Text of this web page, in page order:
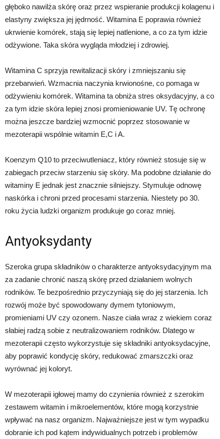
głęboko nawilża skórę oraz przez wspieranie produkcji kolagenu i
elastyny zwiększa jej jędrność. Witamina E poprawia również
ukrwienie komórek, stają się lepiej natlenione, a co za tym idzie
odżywione. Taka skóra wygląda młodziej i zdrowiej.
Witamina C sprzyja rewitalizacji skóry i zmniejszaniu się
przebarwień. Wzmacnia naczynia krwionośne, co pomaga w
odżywieniu komórek. Witamina ta obniża stres oksydacyjny, a co
za tym idzie skóra lepiej znosi promieniowanie UV. Tę ochronę
można jeszcze bardziej wzmocnić poprzez stosowanie w
mezoterapii wspólnie witamin E,C i A.
Koenzym Q10 to przeciwutleniacz, który również stosuje się w
zabiegach przeciw starzeniu się skóry. Ma podobne działanie do
witaminy E jednak jest znacznie silniejszy. Stymuluje odnowę
naskórka i chroni przed procesami starzenia. Niestety po 30.
roku życia ludzki organizm produkuje go coraz mniej.
Antyoksydanty
Szeroka grupa składników o charakterze antyoksydacyjnym ma
za zadanie chronić naszą skórę przed działaniem wolnych
rodników. Te bezpośrednio przyczyniają się do jej starzenia. Ich
rozwój może być spowodowany dymem tytoniowym,
promieniami UV czy ozonem. Nasze ciała wraz z wiekiem coraz
słabiej radzą sobie z neutralizowaniem rodników. Dlatego w
mezoterapii często wykorzystuje się składniki antyoksydacyjne,
aby poprawić kondycję skóry, redukować zmarszczki oraz
wyrównać jej koloryt.
W mezoterapii igłowej mamy do czynienia również z szerokim
zestawem witamin i mikroelementów, które mogą korzystnie
wpływać na nasz organizm. Najważniejsze jest w tym wypadku
dobranie ich pod kątem indywidualnych potrzeb i problemów